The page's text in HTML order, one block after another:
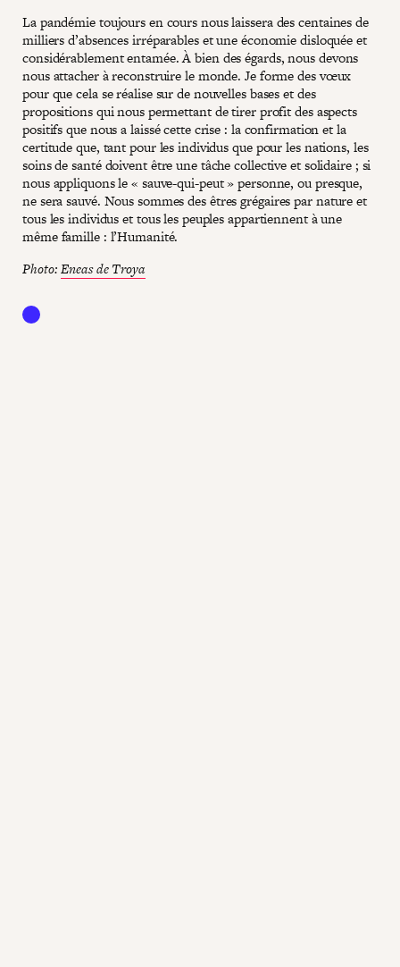
La pandémie toujours en cours nous laissera des centaines de
milliers d’absences irréparables et une économie disloquée et
considérablement entamée. À bien des égards, nous devons
nous attacher à reconstruire le monde. Je forme des vœux
pour que cela se réalise sur de nouvelles bases et des
propositions qui nous permettant de tirer profit des aspects
positifs que nous a laissé cette crise : la confirmation et la
certitude que, tant pour les individus que pour les nations, les
soins de santé doivent être une tâche collective et solidaire ; si
nous appliquons le « sauve-qui-peut » personne, ou presque,
ne sera sauvé. Nous sommes des êtres grégaires par nature et
tous les individus et tous les peuples appartiennent à une
même famille : l’Humanité.
Photo:Eneas de Troya